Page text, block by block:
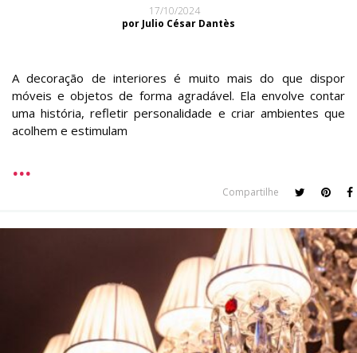
17/10/2024
por Julio César Dantès
A decoração de interiores é muito mais do que dispor
móveis e objetos de forma agradável. Ela envolve contar
uma história, refletir personalidade e criar ambientes que
acolhem e estimulam
Compartilhe